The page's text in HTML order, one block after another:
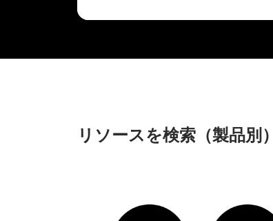
リソースを検索（製品別）